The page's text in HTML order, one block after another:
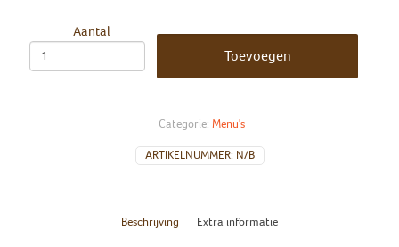
Aantal
Toevoegen
ARTIKELNUMMER: N/B
Categorie: Menu's
Beschrijving Extra informatie